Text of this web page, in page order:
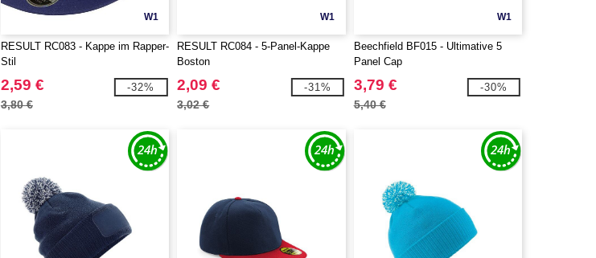
W1
RESULT RC083 - Kappe im Rapper-
Stil
2,59 €
3,80 €
-32%
W1
RESULT RC084 - 5-Panel-Kappe
Boston
2,09 €
3,02 €
-31%
W1
Beechfield BF015 - Ultimative 5
Panel Cap
3,79 €
5,40 €
-30%